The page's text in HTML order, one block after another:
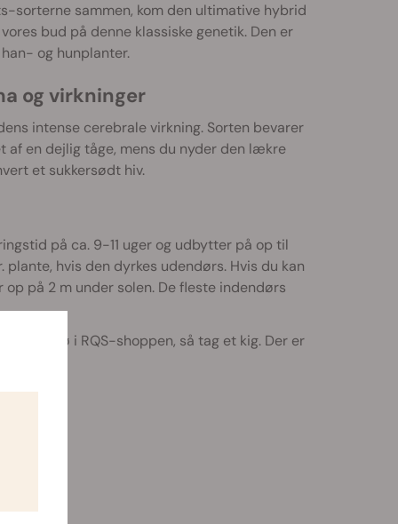
sorterne sammen, kom den ultimative hybrid
bud på denne klassiske genetik. Den er
og hunplanter.
og virkninger
intense cerebrale virkning. Sorten bevarer
af en dejlig tåge, mens du nyder den lækre
et sukkersødt hiv.
på ca. 9-11 uger og udbytter på op til
hvis den dyrkes udendørs. Hvis du kan
på 2 m under solen. De fleste indendørs
i RQS-shoppen, så tag et kig. Der er